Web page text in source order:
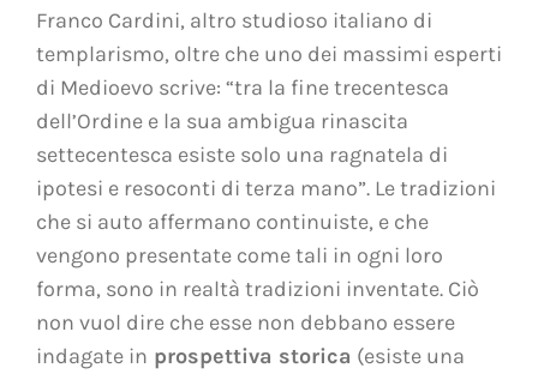
Franco Cardini, altro studioso italiano di
templarismo, oltre che uno dei massimi esperti
di Medioevo scrive: “tra la fine trecentesca
dell’Ordine e la sua ambigua rinascita
settecentesca esiste solo una ragnatela di
ipotesi e resoconti di terza mano”. Le tradizioni
che si auto affermano continuiste, e che
vengono presentate come tali in ogni loro
forma, sono in realtà tradizioni inventate. Ciò
non vuol dire che esse non debbano essere
indagate in prospettiva storica (esiste una